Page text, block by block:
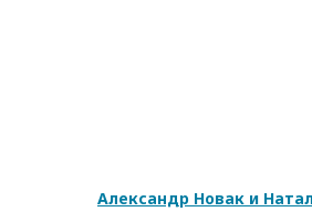
Александр Новак и